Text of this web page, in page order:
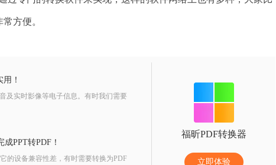
常方便。
！
及实时影像等电子信息。有时我们需要
PPT转PDF！
的设备兼容性差，有时需要转换为PDF
福昕PDF转换器
立即体验